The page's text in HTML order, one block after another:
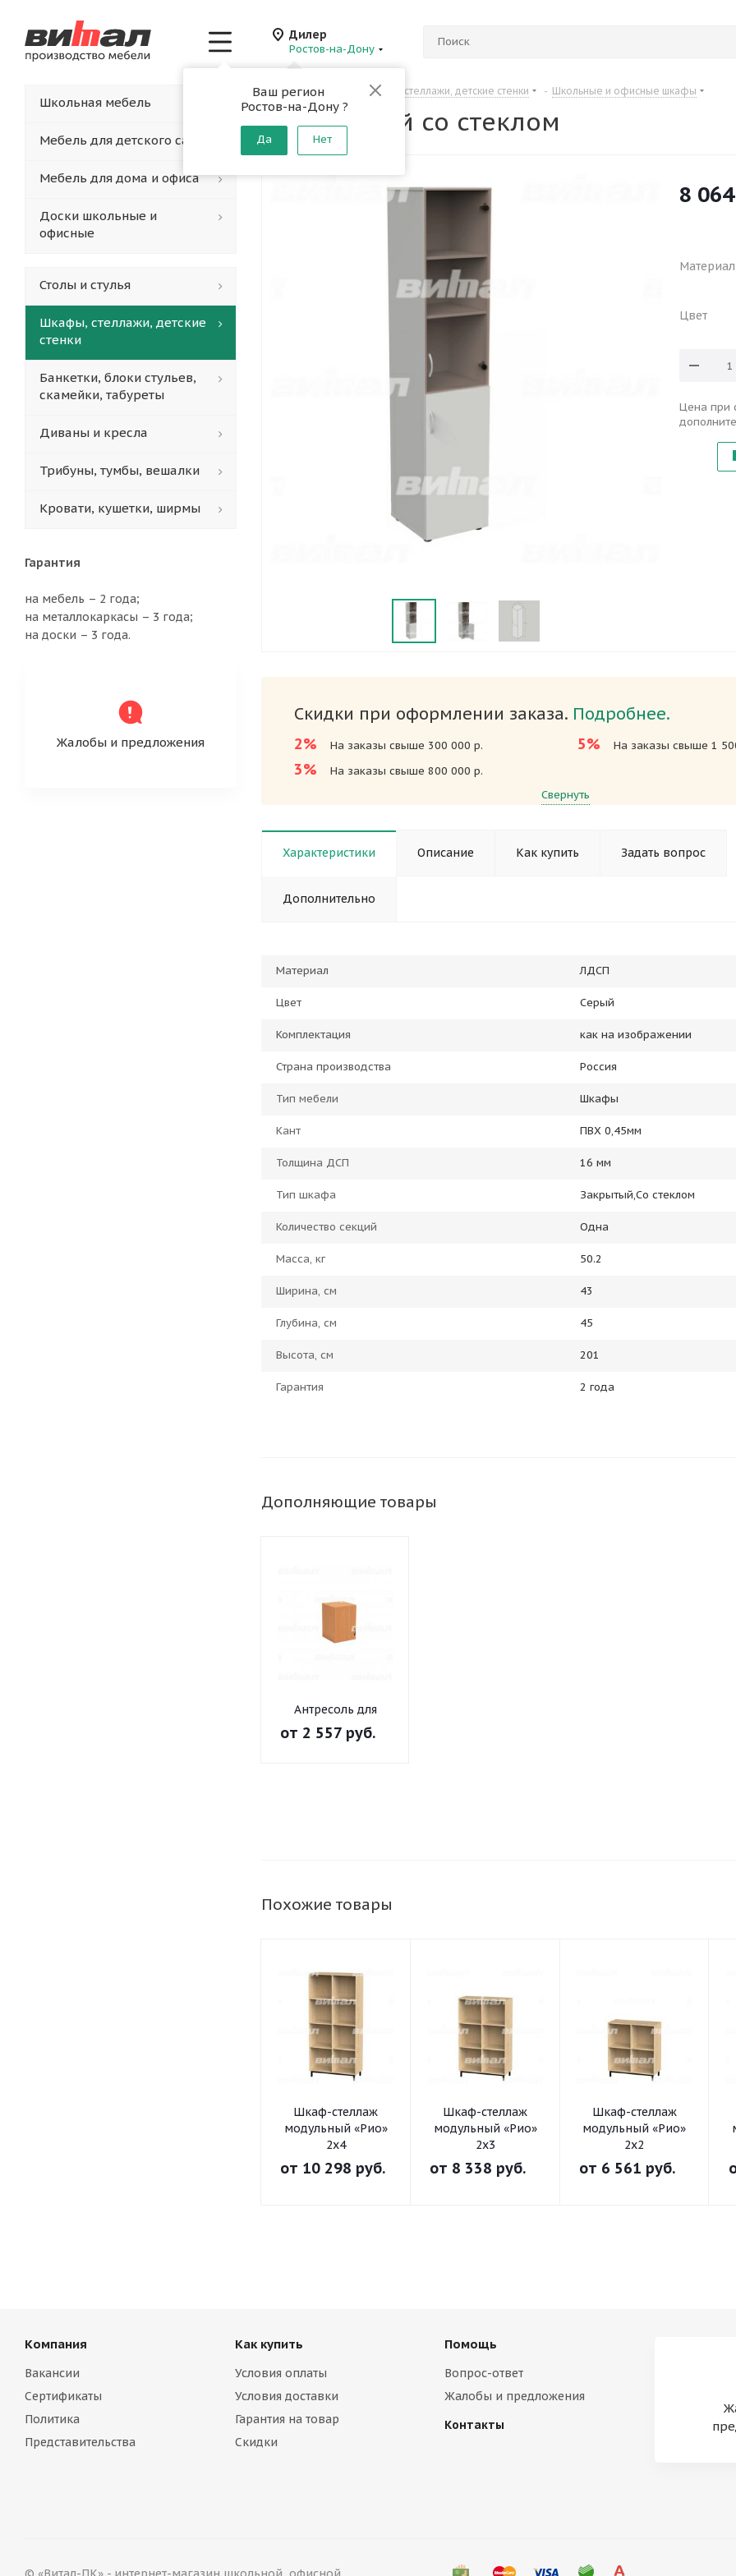
Дилер
Ростов-на-Дону
Ваш регион
Ростов-на-Дону ?
Да Нет
Главная - Каталог Шкафы, стеллажи, детские стенки - Школьные и офисные шкафы
Шкаф узкий со стеклом
8 064
Материал
Цвет
Цена при
Скидки при оформлении заказа. Подробнее.
2% На заказы свыше 300 000 р.
3% На заказы свыше 800 000 р.
5% На заказы свыше 1
Свернуть
Характеристики Описание Как купить Задать вопрос
Дополнительно
Материал ЛДСП
Цвет Серый
Комплектация как на изображении
Страна производства Россия
Тип мебели Шкафы
Кант ПВХ 0,45мм
Толщина ДСП 16 мм
Тип шкафа Закрытый,Со стеклом
Количество секций Одна
Масса, кг 50.2
Ширина, см 43
Глубина, см 45
Высота, см 201
Гарантия 2 года
Дополняющие товары
Антресоль для
шкафа узкого
от 2 557 руб.
Похожие товары
Шкаф-стеллаж
модульный «Рио»
2х4
от 10 298 руб.
Шкаф-стеллаж
модульный «Рио»
2х3
от 8 338 руб.
Шкаф-стеллаж
модульный «Рио»
2х2
от 6 561 руб.
Школьная мебель
Мебель для детского сада
Мебель для дома и офиса
Доски школьные и
офисные
Столы и стулья
Шкафы, стеллажи, детские
стенки
Банкетки, блоки стульев,
скамейки, табуреты
Диваны и кресла
Трибуны, тумбы, вешалки
Кровати, кушетки, ширмы
Гарантия
на мебель – 2 года;
на металлокаркасы – 3 года;
на доски – 3 года.
Жалобы и предложения
Компания
Вакансии
Сертификаты
Политика
Представительства
Как купить
Условия оплаты
Условия доставки
Гарантия на товар
Скидки
Помощь
Вопрос-ответ
Жалобы и предложения
Контакты